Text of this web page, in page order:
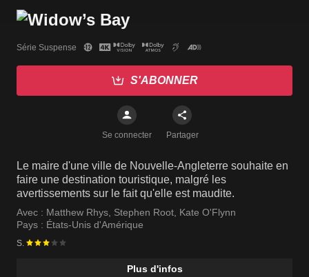
Série Suspense
S'ABONNER
Se connecter Partager
Le maire d'une ville de Nouvelle-Angleterre souhaite en
faire une destination touristique, malgré les
avertissements sur le fait qu'elle est maudite.
Avec : Matthew Rhys, Stephen Root, Kate O'Flynn
Pays : États-Unis d'Amérique
S.
Plus d'infos